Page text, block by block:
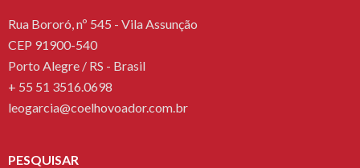
Rua Bororó, nº 545 - Vila Assunção
CEP 91900-540
Porto Alegre / RS - Brasil
+ 55 51 3516.0698
leogarcia@coelhovoador.com.br
PESQUISAR